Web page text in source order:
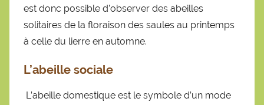
est donc possible d’observer des abeilles
solitaires de la floraison des saules au printemps
à celle du lierre en automne.
L’abeille sociale
L’abeille domestique est le symbole d’un mode